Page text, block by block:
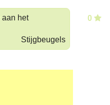
aan het
Stijgbeugels
0